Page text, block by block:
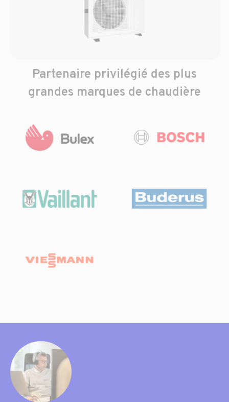
Partenaire privilégié des plus
grandes marques de chaudière